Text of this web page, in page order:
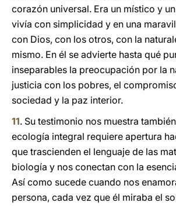
corazón universal. Era un místico y
vivía con simplicidad y en una
con Dios, con los otros, con la
mismo. En él se advierte hasta qué
inseparables la preocupación por la
justicia con los pobres, el
sociedad y la paz interior.
11. Su testimonio nos muestra
ecología integral requiere apertura
que trascienden el lenguaje de las
biología y nos conectan con la
Así como sucede cuando nos
persona, cada vez que él miraba el